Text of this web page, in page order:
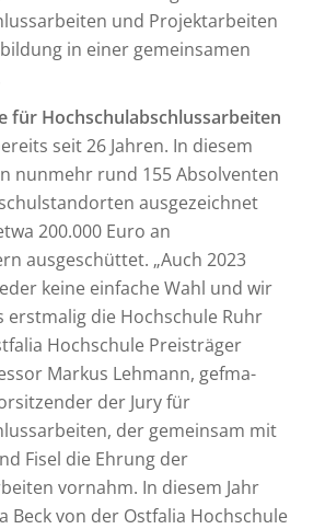
und Projektarbeiten
in einer gemeinsamen
für Hochschulabschlussarbeiten
seit 26 Jahren. In diesem
nunmehr rund 155 Absolventen
ausgezeichnet
200.000 Euro an
ausgeschüttet. „Auch 2023
keine einfache Wahl und wir
erstmalig die Hochschule Ruhr
Hochschule Preisträger
Markus Lehmann, gefma-
der Jury für
der gemeinsam mit
Fisel die Ehrung der
vornahm. In diesem Jahr
Beck von der Ostfalia Hochschule